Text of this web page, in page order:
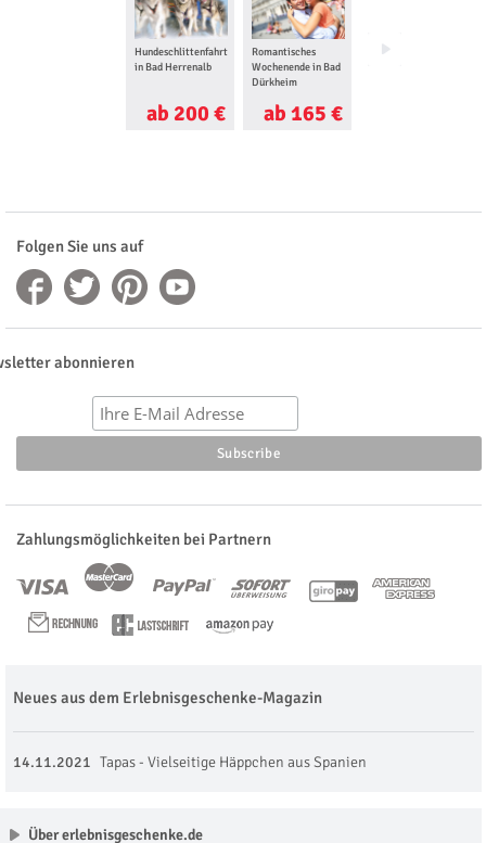
Hundeschlittenfahrt
in Bad Herrenalb
ab 200 €
Romantisches
Wochenende in Bad
Dürkheim
ab 165 €
Familien
Folgen Sie uns auf
abonnieren
Zahlungsmöglichkeiten bei Partnern
Neues aus dem Erlebnisgeschenke-Magazin
14.11.2021 Tapas - Vielseitige Häppchen aus Spanien
Über erlebnisgeschenke.de